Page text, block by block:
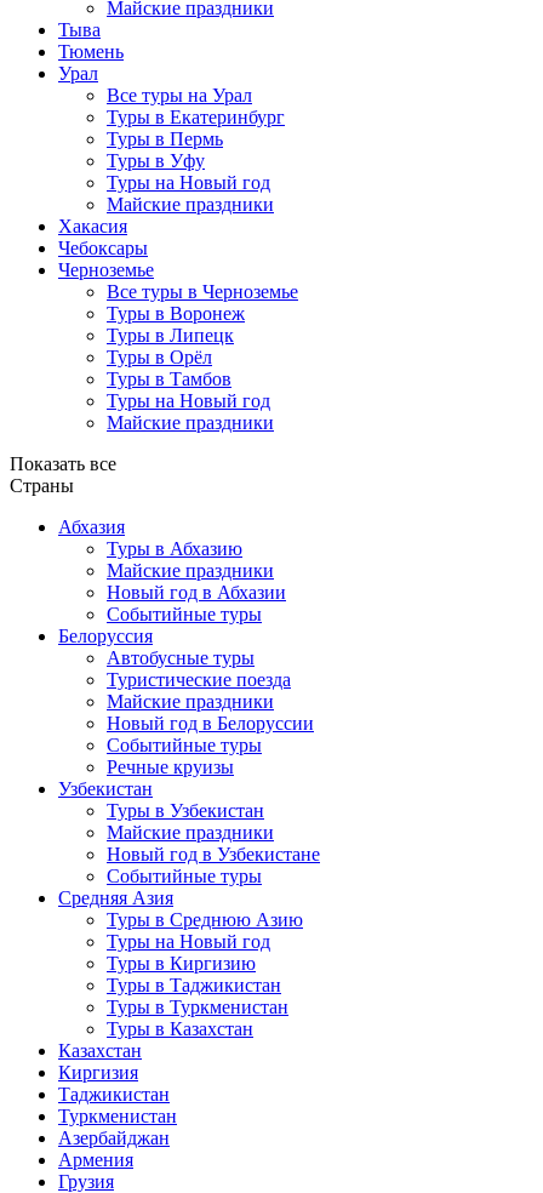
Майские праздники
Тыва
Тюмень
Урал
Все туры на Урал
Туры в Екатеринбург
Туры в Пермь
Туры в Уфу
Туры на Новый год
Майские праздники
Хакасия
Чебоксары
Черноземье
Все туры в Черноземье
Туры в Воронеж
Туры в Липецк
Туры в Орёл
Туры в Тамбов
Туры на Новый год
Майские праздники
Показать все
Страны
Абхазия
Туры в Абхазию
Майские праздники
Новый год в Абхазии
Событийные туры
Белоруссия
Автобусные туры
Туристические поезда
Майские праздники
Новый год в Белоруссии
Событийные туры
Речные круизы
Узбекистан
Туры в Узбекистан
Майские праздники
Новый год в Узбекистане
Событийные туры
Средняя Азия
Туры в Среднюю Азию
Туры на Новый год
Туры в Киргизию
Туры в Таджикистан
Туры в Туркменистан
Туры в Казахстан
Казахстан
Киргизия
Таджикистан
Туркменистан
Азербайджан
Армения
Грузия